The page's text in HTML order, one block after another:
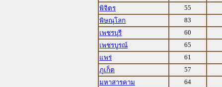
พิจิตร
55
พิษณุโลก
83
เพชรบุรี
60
เพชรบูรณ์
65
แพร่
61
ภูเก็ต
57
มหาสารคาม
64